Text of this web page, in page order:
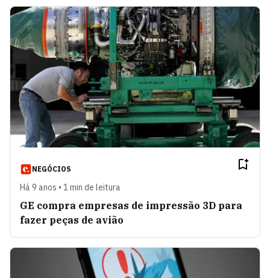
NEGÓCIOS
Há 9 anos • 1 min de leitura
GE compra empresas de impressão 3D para
fazer peças de avião